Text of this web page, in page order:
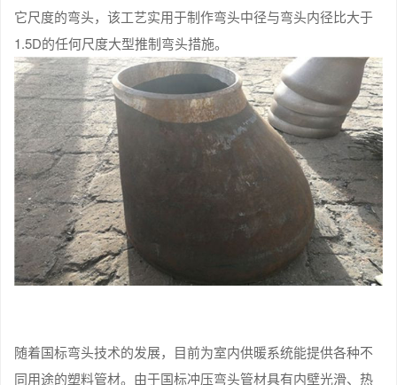
它尺度的弯头，该工艺实用于制作弯头中径与弯头内径比大于
1.5D的任何尺度大型推制弯头措施。
随着国标弯头技术的发展，目前为室内供暖系统能提供各种不
同用途的塑料管材。由于国标冲压弯头管材具有内壁光滑、热